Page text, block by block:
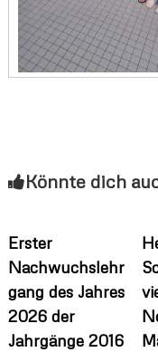
Könnte dich
Erster
Nachwuchslehr
gang des Jahres
2026 der
Jahrgänge 2016